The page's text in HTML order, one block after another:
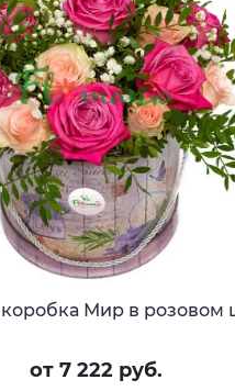
Мир в розовом
от 7 222 руб.